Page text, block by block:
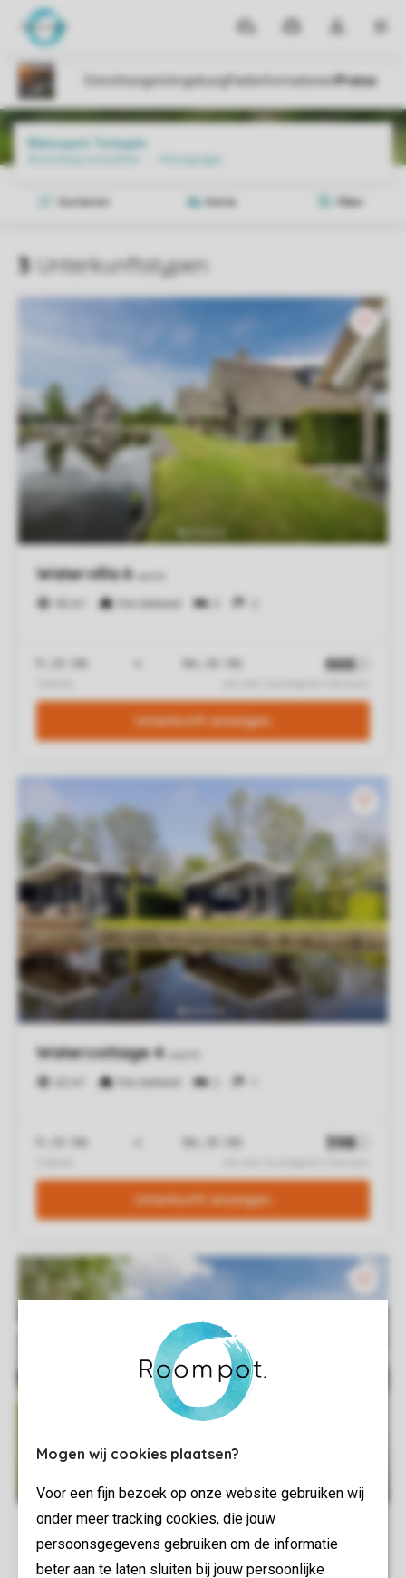
Mogen wij cookies plaatsen?
Voor een fijn bezoek op onze website gebruiken wij
onder meer tracking cookies, die jouw
persoonsgegevens gebruiken om de informatie
beter aan te laten sluiten bij jouw persoonlijke
Reiseziele
Meine
Dropdown-
meines
öffnen
Parks Waterpark Terkaple